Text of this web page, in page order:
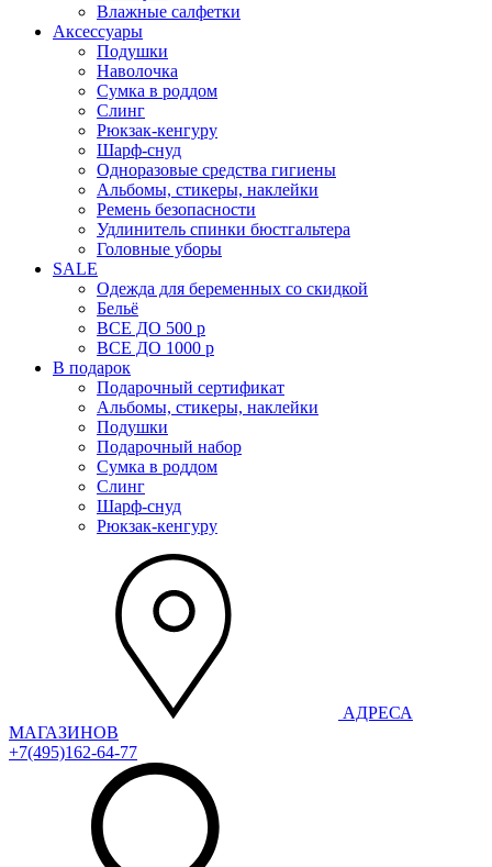
Влажные салфетки
Аксессуары
Подушки
Наволочка
Сумка в роддом
Cлинг
Рюкзак-кенгуру
Шарф-снуд
Одноразовые средства гигиены
Альбомы, стикеры, наклейки
Ремень безопасности
Удлинитель спинки бюстгальтера
Головные уборы
SALE
Одежда для беременных со скидкой
Бельё
ВСЕ ДО 500 р
ВСЕ ДО 1000 р
В подарок
Подарочный сертификат
Альбомы, стикеры, наклейки
Подушки
Подарочный набор
Сумка в роддом
Слинг
Шарф-снуд
Рюкзак-кенгуру
АДРЕСА
МАГАЗИНОВ
+7(495)162-64-77